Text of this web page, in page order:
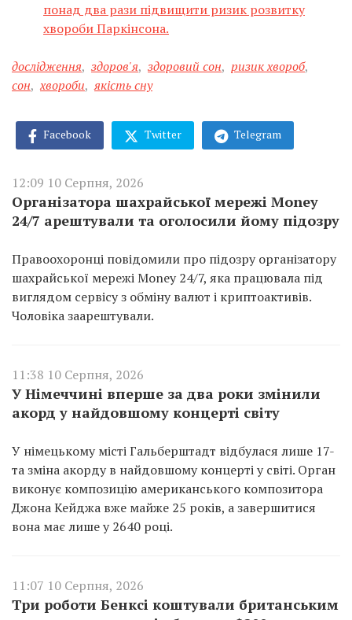
понад два рази підвищити ризик розвитку
хвороби Паркінсона.
дослідження, здоров'я, здоровий сон, ризик хвороб,
сон, хвороби, якість сну
Facebook Twitter Telegram
12:09 10 Серпня, 2026
Організатора шахрайської мережі Money
24/7 арештували та оголосили йому підозру
Правоохоронці повідомили про підозру організатору
шахрайської мережі Money 24/7, яка працювала під
виглядом сервісу з обміну валют і криптоактивів.
Чоловіка заарештували.
11:38 10 Серпня, 2026
У Німеччині вперше за два роки змінили
акорд у найдовшому концерті світу
У німецькому місті Гальберштадт відбулася лише 17-
та зміна акорду в найдовшому концерті у світі. Орган
виконує композицію американського композитора
Джона Кейджа вже майже 25 років, а завершитися
вона має лише у 2640 році.
11:07 10 Серпня, 2026
Три роботи Бенксі коштували британським